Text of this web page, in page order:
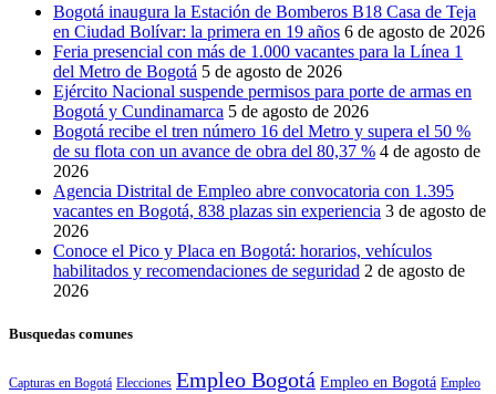
Bogotá inaugura la Estación de Bomberos B18 Casa de Teja
en Ciudad Bolívar: la primera en 19 años 6 de agosto de 2026
Feria presencial con más de 1.000 vacantes para la Línea 1
del Metro de Bogotá 5 de agosto de 2026
Ejército Nacional suspende permisos para porte de armas en
Bogotá y Cundinamarca 5 de agosto de 2026
Bogotá recibe el tren número 16 del Metro y supera el 50 %
de su flota con un avance de obra del 80,37 % 4 de agosto de
2026
Agencia Distrital de Empleo abre convocatoria con 1.395
vacantes en Bogotá, 838 plazas sin experiencia 3 de agosto de
2026
Conoce el Pico y Placa en Bogotá: horarios, vehículos
habilitados y recomendaciones de seguridad 2 de agosto de
2026
Busquedas comunes
Capturas en Bogotá Elecciones Empleo Bogotá Empleo en Bogotá Empleo